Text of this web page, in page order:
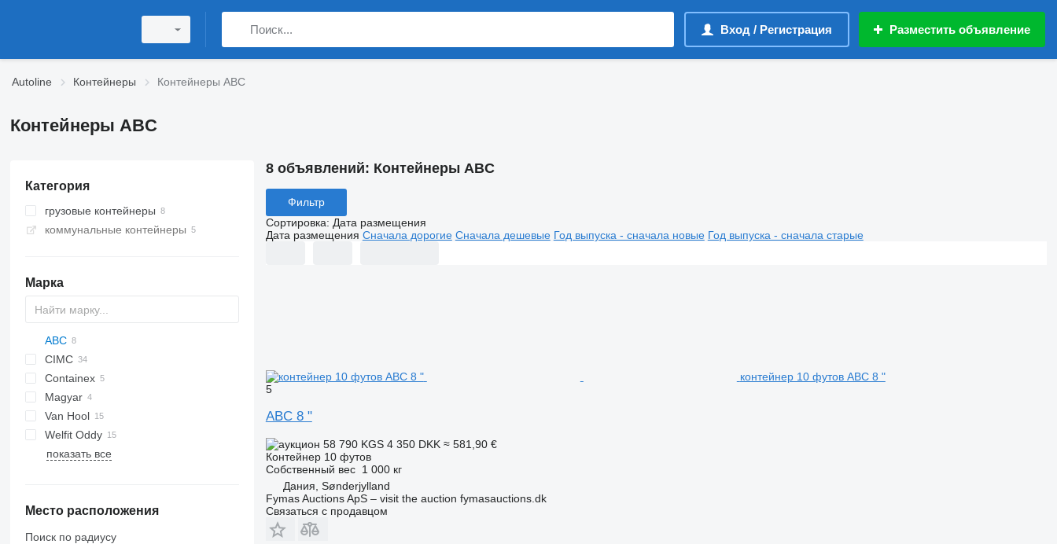
Вход / Регистрация Разместить объявление
Autoline Контейнеры Контейнеры ABC
Контейнеры ABC
Категория
грузовые контейнеры
контейнеры 20 футов
коммунальные контейнеры
Марка
ABC
CIMC
Containex
O-3
LE
MP
Magyar
Van Hool
ADR
T-series
Welfit Oddy
LPG
показать все
Место расположения
Поиск по радиусу
8 объявлений: Контейнеры ABC
Фильтр
Сортировка: Дата размещения
Дата размещения Сначала дорогие Сначала дешевые Год выпуска - сначала новые Год выпуска - сначала старые
контейнер 10 футов ABC 8 "
5
ABC 8 "
58 790 KGS 4 350 DKK ≈ 581,90 €
Контейнер 10 футов
Собственный вес 1 000 кг
Дания, Sønderjylland
Fymas Auctions ApS – visit the auction fymasauctions.dk
Связаться с продавцом